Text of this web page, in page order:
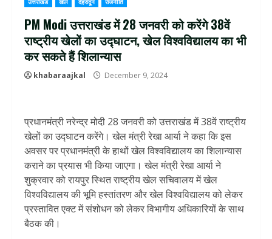
PM Modi उत्तराखंड में 28 जनवरी को करेंगे 38वें
राष्ट्रीय खेलों का उद्घाटन, खेल विश्वविद्यालय का भी
कर सकते हैं शिलान्यास
khabaraajkal December 9, 2024
प्रधानमंत्री नरेन्द्र मोदी 28 जनवरी को उत्तराखंड में 38वें राष्ट्रीय
खेलों का उद्घाटन करेंगे। खेल मंत्री रेखा आर्या ने कहा कि इस
अवसर पर प्रधानमंत्री के हाथों खेल विश्वविद्यालय का शिलान्यास
कराने का प्रयास भी किया जाएगा। खेल मंत्री रेखा आर्या ने
शुक्रवार को रायपुर स्थित राष्ट्रीय खेल सचिवालय में खेल
विश्वविद्यालय की भूमि हस्तांतरण और खेल विश्वविद्यालय को लेकर
प्रस्तावित एक्ट में संशोधन को लेकर विभागीय अधिकारियों के साथ
बैठक की।